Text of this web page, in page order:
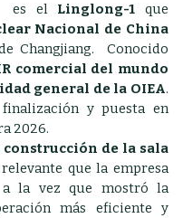
es el Linglong-1 que
Nacional de China
Changjiang. Conocido
comercial del mundo
general de la OIEA.
y puesta en
2026.
de la sala
que la empresa
a la vez que mostró la
más eficiente y